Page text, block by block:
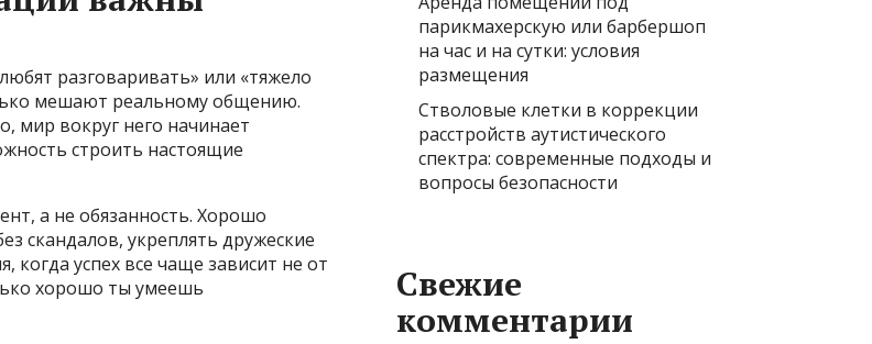
разговаривать» или «тяжело
мешают реальному общению.
мир вокруг него начинает
строить настоящие
а не обязанность. Хорошо
скандалов, укреплять дружеские
когда успех все чаще зависит не от
хорошо ты умеешь
парикмахерскую или барбершоп
на час и на сутки: условия
размещения
Стволовые клетки в коррекции
расстройств аутистического
спектра: современные подходы и
вопросы безопасности
Свежие
комментарии